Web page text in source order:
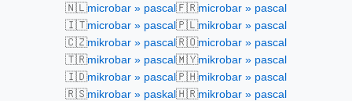
🇳🇱microbar » pascal 🇫🇷microbar » pascal
🇮🇹microbar » pascal 🇵🇱mikrobar » pascal
🇨🇿mikrobar » pascal 🇷🇴microbar » pascal
🇹🇷mikrobar » pascal 🇲🇾mikrobar » pascal
🇮🇩mikrobar » pascal 🇵🇭mikrobar » pascal
🇷🇸mikrobar » paskal 🇭🇷mikrobar » pascal